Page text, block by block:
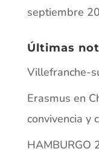
septiembre
Últimas
Villefranche-
Erasmus en
convivencia y
HAMBURGO